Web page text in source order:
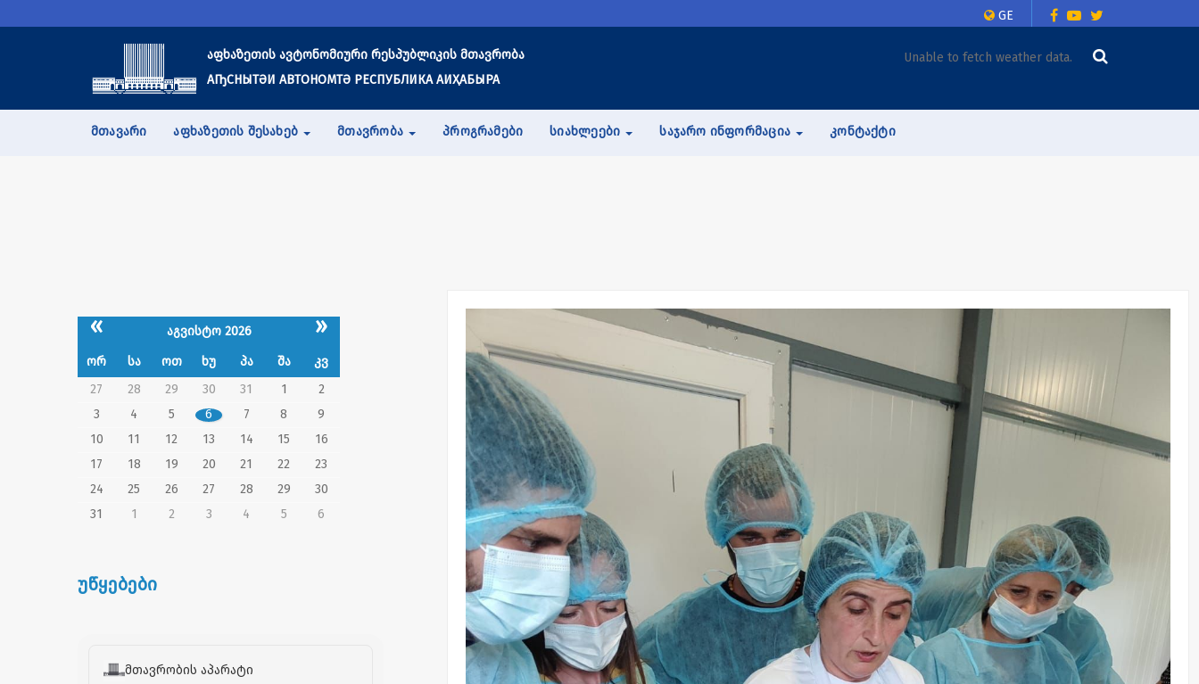
GE
აფხაზეთის ავტონომიური რესპუბლიკის მთავრობა
АҦСНЫТӘИ АВТОНОМТӘ РЕСПУБЛИКА АИҲАБЫРА
Unable to fetch weather data.
ᲛᲗᲐᲕᲐᲠᲘ ᲐᲤᲮᲐᲖᲔᲗᲘᲡ ᲨᲔᲡᲐᲮᲔᲑ ᲛᲗᲐᲕᲠᲝᲑᲐ ᲞᲠᲝᲒᲠᲐᲛᲔᲑᲘ ᲡᲘᲐᲮᲚᲔᲔᲑᲘ ᲡᲐᲯᲐᲠᲝ ᲘᲜᲤᲝᲠᲛᲐᲪᲘᲐ ᲙᲝᲜᲢᲐᲥᲢᲘ
« აგვისტო 2026 »
ორ სა ოთ ხუ პა შა
კვ
27
28 29 30 31 1
2
3
4 5 6 7 8
9
10
11 12 13 14 15
16
17
18 19 20 21 22
23
24
25 26 27 28 29
30
31
1 2 3 4 5 6
უწყებები
მთავრობის აპარატი